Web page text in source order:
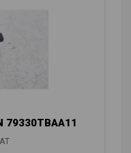
79330TBAA11